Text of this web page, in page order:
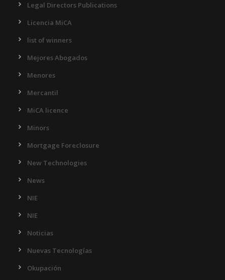
Legal Directors Publications
Licencia MiCA
list of winners
Mejores Abogados
Menores
Mercantil
MiCA licence
Minors
Mortgage Foreclosure
New Technologies
News
NIE
NIE
Noticias
Nuevas Tecnologías
Okupación